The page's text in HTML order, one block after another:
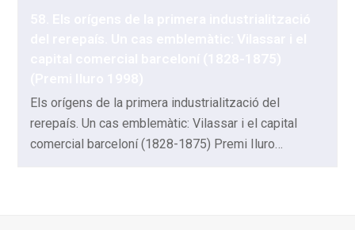
Els orígens de la primera industrialització del
rerepaís. Un cas emblemàtic: Vilassar i el capital
comercial barceloní (1828-1875) Premi Iluro…